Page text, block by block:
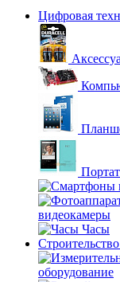
Цифровая
видеокамеры
Часы
оборудование